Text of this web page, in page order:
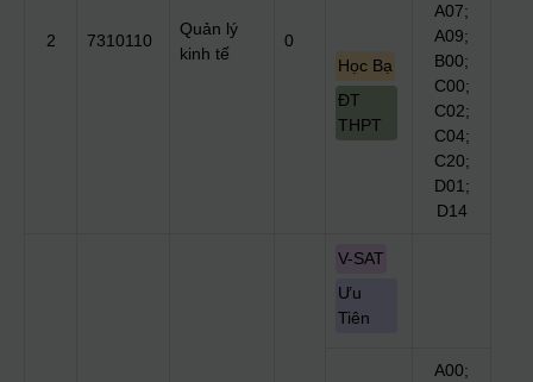
2 7310110
Quản lý
kinh tế
0
Học Bạ
ĐT
THPT
A07;
A09;
B00;
C00;
C02;
C04;
C20;
D01;
D14
V-SAT
Ưu
Tiên
A00;